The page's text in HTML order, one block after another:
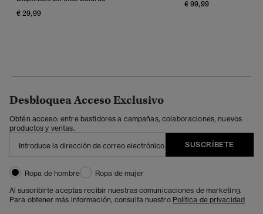
€ 29,99
€ 99,99
Desbloquea Acceso Exclusivo
Obtén acceso: entre bastidores a campañas, colaboraciones, nuevos
productos y ventas.
SUSCRÍBETE
Ropa de hombre
Ropa de mujer
Al suscribirte aceptas recibir nuestras comunicaciones de marketing.
Para obtener más información, consulta nuestro Política de privacidad